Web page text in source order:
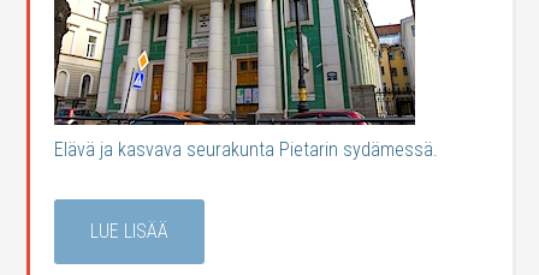
Elävä ja kasvava seurakunta Pietarin sydämessä.
LUE LISÄÄ